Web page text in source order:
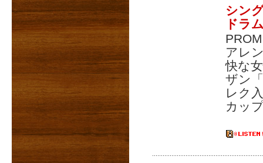
シン
ドラ
アレ
快な
ザン
レク
カッ